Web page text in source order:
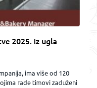
2025. iz ugla
ima više od 120
rade timovi zaduženi